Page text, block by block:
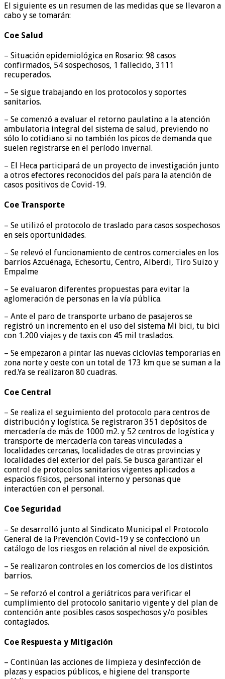
El siguiente es un resumen de las medidas que se llevaron a
cabo y se tomarán:
Coe Salud
– Situación epidemiológica en Rosario: 98 casos
confirmados, 54 sospechosos, 1 fallecido, 3111
recuperados.
– Se sigue trabajando en los protocolos y soportes
sanitarios.
– Se comenzó a evaluar el retorno paulatino a la atención
ambulatoria integral del sistema de salud, previendo no
sólo lo cotidiano si no también los picos de demanda que
suelen registrarse en el período invernal.
– El Heca participará de un proyecto de investigación junto
a otros efectores reconocidos del país para la atención de
casos positivos de Covid-19.
Coe Transporte
– Se utilizó el protocolo de traslado para casos sospechosos
en seis oportunidades.
– Se relevó el funcionamiento de centros comerciales en los
barrios Azcuénaga, Echesortu, Centro, Alberdi, Tiro Suizo y
Empalme
– Se evaluaron diferentes propuestas para evitar la
aglomeración de personas en la vía pública.
– Ante el paro de transporte urbano de pasajeros se
registró un incremento en el uso del sistema Mi bici, tu bici
con 1.200 viajes y de taxis con 45 mil traslados.
– Se empezaron a pintar las nuevas ciclovías temporarias en
zona norte y oeste con un total de 173 km que se suman a la
red.Ya se realizaron 80 cuadras.
Coe Central
– Se realiza el seguimiento del protocolo para centros de
distribución y logística. Se registraron 351 depósitos de
mercadería de más de 1000 m2. y 52 centros de logística y
transporte de mercadería con tareas vinculadas a
localidades cercanas, localidades de otras provincias y
localidades del exterior del país. Se busca garantizar el
control de protocolos sanitarios vigentes aplicados a
espacios físicos, personal interno y personas que
interactúen con el personal.
Coe Seguridad
– Se desarrolló junto al Sindicato Municipal el Protocolo
General de la Prevención Covid-19 y se confeccionó un
catálogo de los riesgos en relación al nivel de exposición.
– Se realizaron controles en los comercios de los distintos
barrios.
– Se reforzó el control a geriátricos para verificar el
cumplimiento del protocolo sanitario vigente y del plan de
contención ante posibles casos sospechosos y/o posibles
contagiados.
Coe Respuesta y Mitigación
– Continúan las acciones de limpieza y desinfección de
plazas y espacios públicos, e higiene del transporte